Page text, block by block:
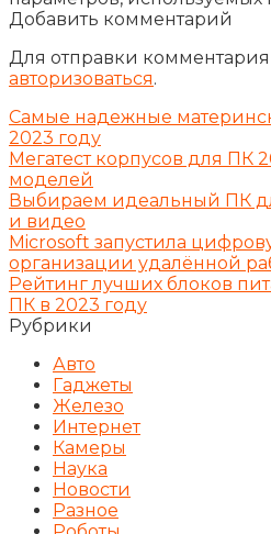
Добавить комментарий
Для отправки
авторизоваться.
Самые надежные
2023 году
Мегатест корпусов для ПК
моделей
Выбираем идеальный ПК
и видео
Microsoft запустила
организации удалённой
Рейтинг лучших блоков
ПК в 2023 году
Рубрики
Авто
Гаджеты
Железо
Интернет
Камеры
Наука
Новости
Разное